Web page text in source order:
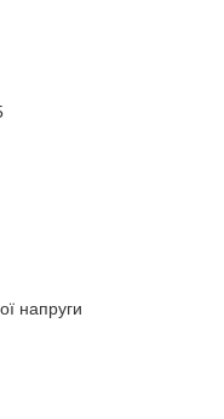
напруги